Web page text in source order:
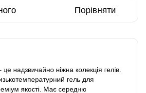
Порівняти
надзвичайно ніжна колекція гелів.
гель для
якості. Має середню